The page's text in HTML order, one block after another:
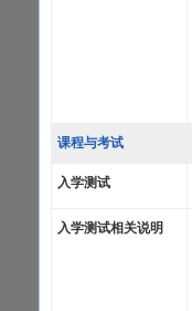
课程与考试
入学测试
入学测试相关说明